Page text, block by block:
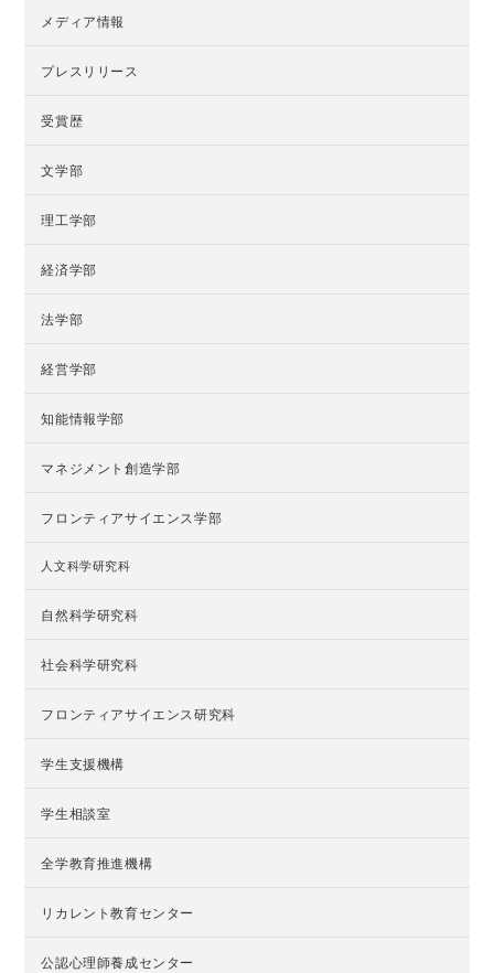
メディア情報
プレスリリース
受賞歴
文学部
理工学部
経済学部
法学部
経営学部
知能情報学部
マネジメント創造学部
フロンティアサイエンス学部
人文科学研究科
自然科学研究科
社会科学研究科
フロンティアサイエンス研究科
学生支援機構
学生相談室
全学教育推進機構
リカレント教育センター
公認心理師養成センター